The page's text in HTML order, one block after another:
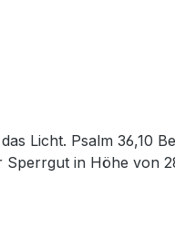
Sperrgut in Höhe von